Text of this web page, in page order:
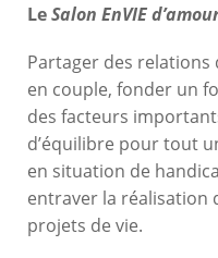
LeSalon EnVIE
Partager des relations
en couple, fonder un
des facteurs
d’équilibre pour tout
en situation de
entraver la réalisation
projets de vie.